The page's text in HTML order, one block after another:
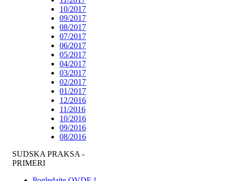
10/2017
09/2017
08/2017
07/2017
06/2017
05/2017
04/2017
03/2017
02/2017
01/2017
12/2016
11/2016
10/2016
09/2016
08/2016
SUDSKA PRAKSA -
PRIMERI